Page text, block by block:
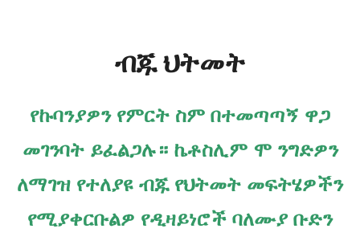
ብጁ ህትመት
የኩባንያዎን የምርት ስም በተመጣጣኝ ዋጋ
መገንባት ይፈልጋሉ። ኬቶስሊም ሞ ንግድዎን
ለማገዝ የተለያዩ ብጁ የህትመት መፍትሄዎችን
የሚያቀርቡልዎ የዲዛይነሮች ባለሙያ ቡድን